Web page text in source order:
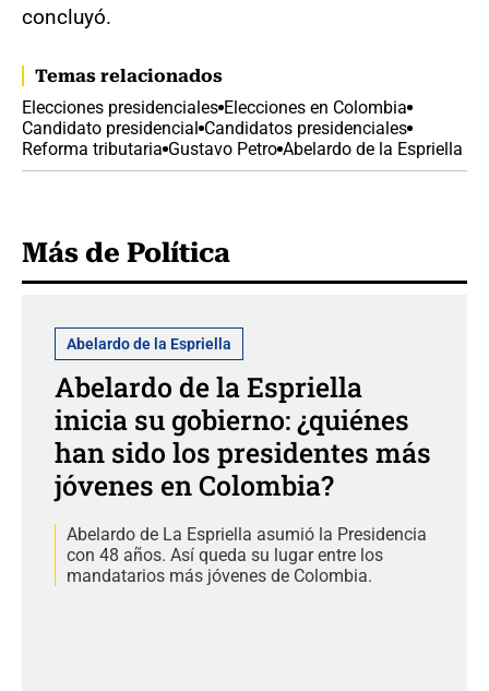
concluyó.
Temas relacionados
Elecciones presidenciales Elecciones en Colombia
Candidato presidencial Candidatos presidenciales
Reforma tributaria Gustavo Petro Abelardo de la Espriella
Más de Política
Abelardo de la Espriella
Abelardo de la Espriella
inicia su gobierno: ¿quiénes
han sido los presidentes más
jóvenes en Colombia?
Abelardo de La Espriella asumió la Presidencia
con 48 años. Así queda su lugar entre los
mandatarios más jóvenes de Colombia.